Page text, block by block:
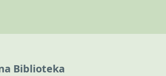
Biblioteka